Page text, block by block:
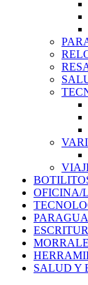
OFICINA/
SALUD Y